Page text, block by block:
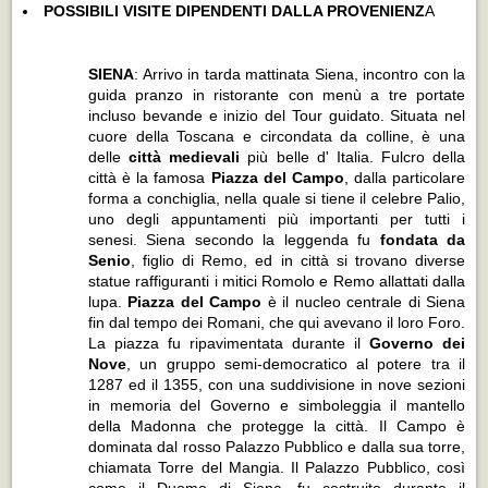
POSSIBILI VISITE DIPENDENTI DALLA PROVENIENZA
SIENA: Arrivo in tarda mattinata Siena, incontro con la
guida pranzo in ristorante con menù a tre portate
incluso bevande e inizio del Tour guidato. Situata nel
cuore della Toscana e circondata da colline, è una
dellecittà medievali più belle d' Italia. Fulcro della
città è la famosa Piazza del Campo, dalla particolare
forma a conchiglia, nella quale si tiene il celebre Palio,
uno degli appuntamenti più importanti per tutti i
senesi. Siena secondo la leggenda fu fondata da
Senio, figlio di Remo, ed in città si trovano diverse
statue raffiguranti i mitici Romolo e Remo allattati dalla
lupa. Piazza del Campo è il nucleo centrale di Siena
fin dal tempo dei Romani, che qui avevano il loro Foro.
La piazza fu ripavimentata durante il Governo dei
Nove, un gruppo semi-democratico al potere tra il
1287 ed il 1355, con una suddivisione in nove sezioni
in memoria del Governo e simboleggia il mantello
della Madonna che protegge la città. Il Campo è
dominata dal rosso Palazzo Pubblicoe dalla sua torre,
chiamata Torre del Mangia. Il Palazzo Pubblico, così